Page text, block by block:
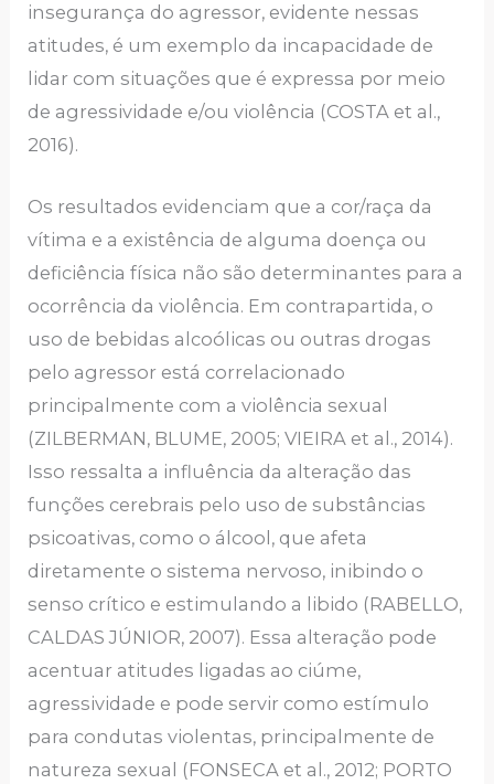
insegurança do agressor, evidente nessas
atitudes, é um exemplo da incapacidade de
lidar com situações que é expressa por meio
de agressividade e/ou violência (COSTA et al.,
2016).
Os resultados evidenciam que a cor/raça da
vítima e a existência de alguma doença ou
deficiência física não são determinantes para a
ocorrência da violência. Em contrapartida, o
uso de bebidas alcoólicas ou outras drogas
pelo agressor está correlacionado
principalmente com a violência sexual
(ZILBERMAN, BLUME, 2005; VIEIRA et al., 2014).
Isso ressalta a influência da alteração das
funções cerebrais pelo uso de substâncias
psicoativas, como o álcool, que afeta
diretamente o sistema nervoso, inibindo o
senso crítico e estimulando a libido (RABELLO,
CALDAS JÚNIOR, 2007). Essa alteração pode
acentuar atitudes ligadas ao ciúme,
agressividade e pode servir como estímulo
para condutas violentas, principalmente de
natureza sexual (FONSECA et al., 2012; PORTO